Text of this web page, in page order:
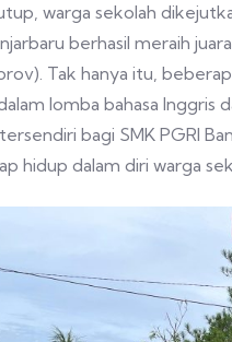
warga sekolah
berhasil meraih
Tak hanya itu,
lomba bahasa
bagi SMK PGRI
hidup dalam diri warga